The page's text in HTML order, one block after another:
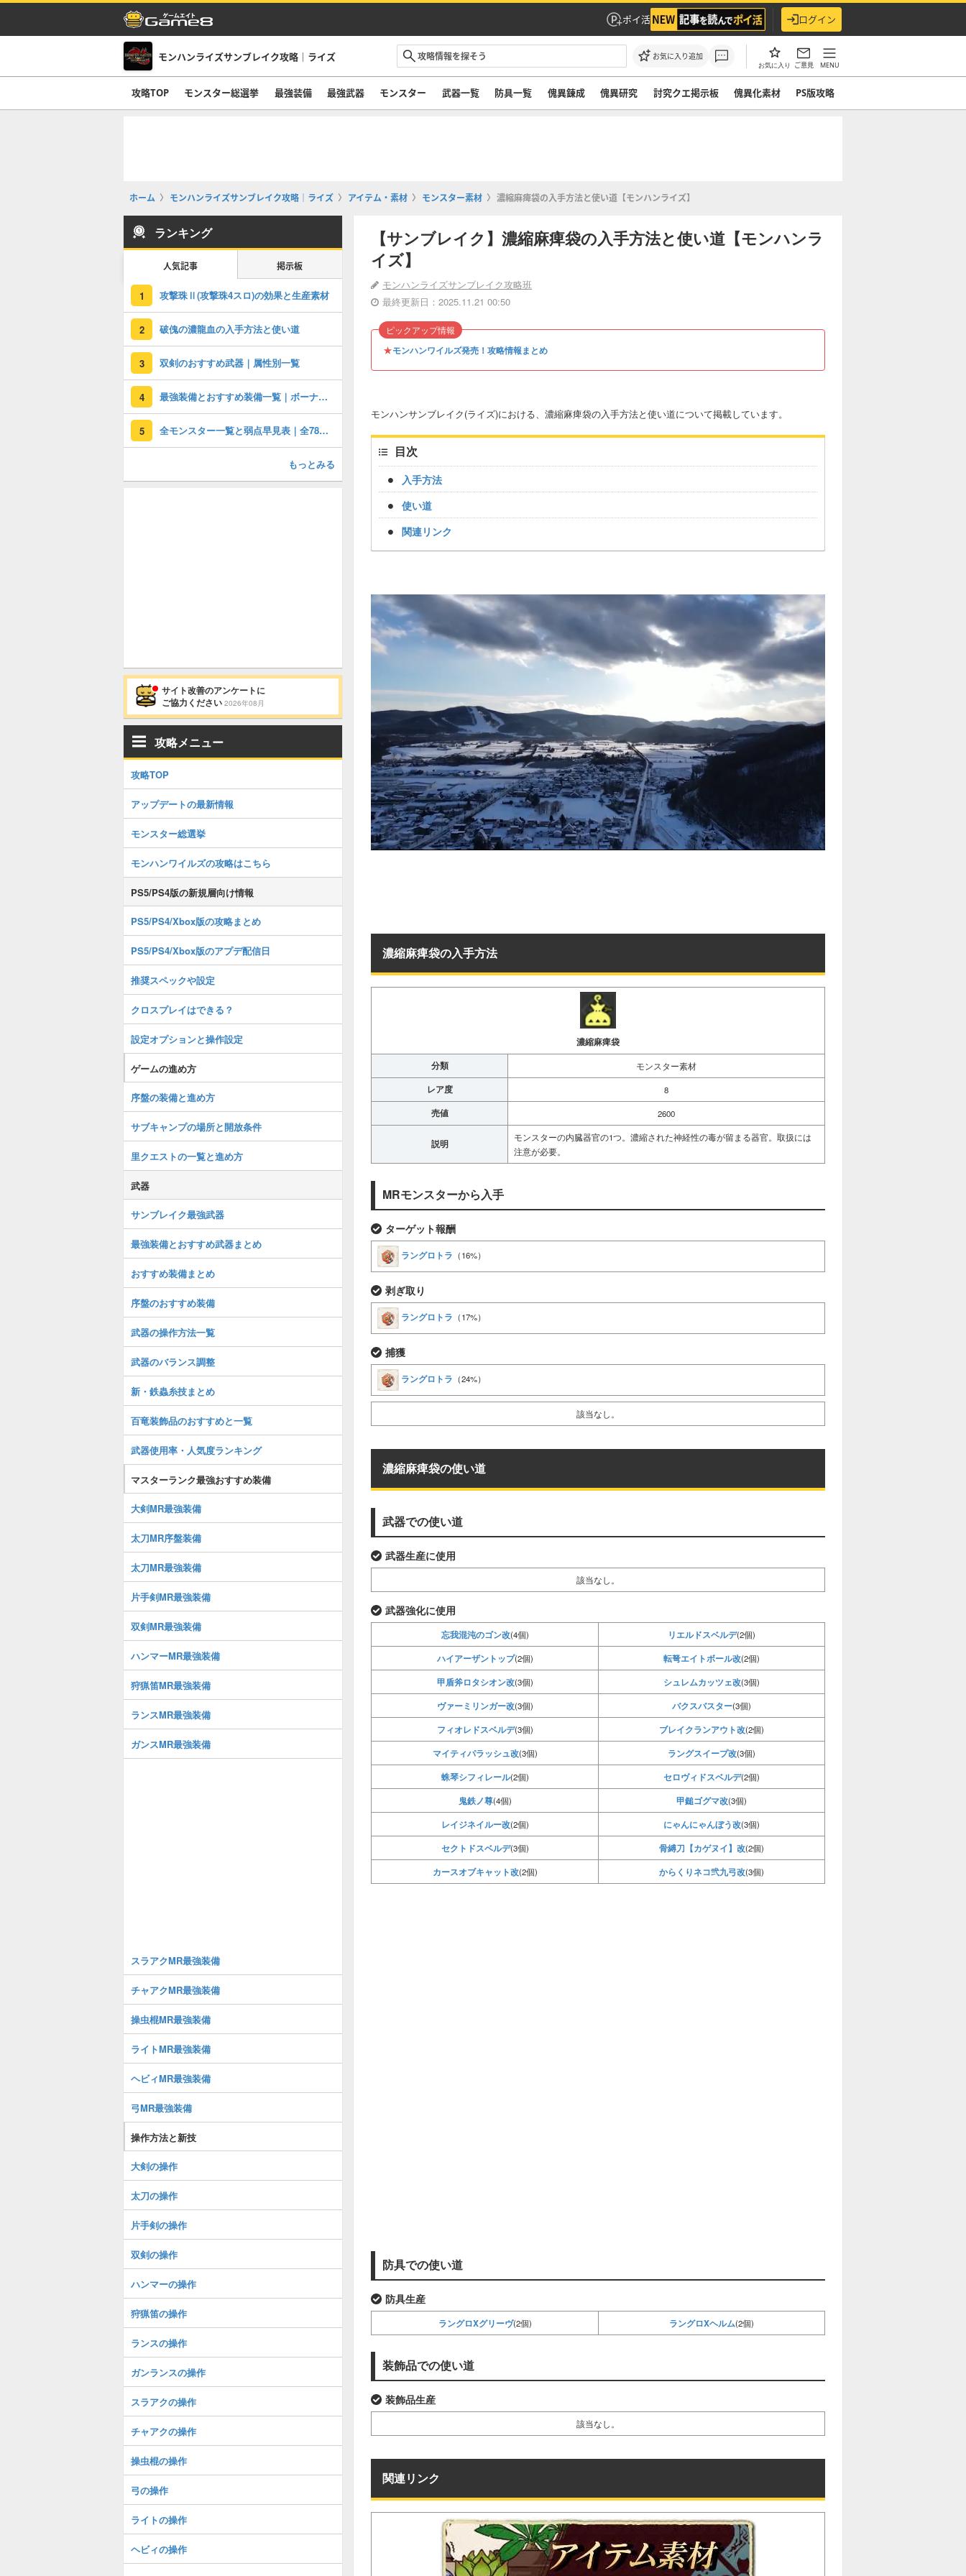
ポイ活 ログイン
モンハンライズサンブレイク攻略｜ライズ お気に入り追加
お気に入り ご意見 MENU
攻略TOP モンスター総選挙 最強装備 最強武器 モンスター 武器一覧 防具一覧 傀異錬成 傀異研究 討究クエ掲示板 傀異化素材 PS版攻略
ホーム モンハンライズサンブレイク攻略｜ライズ アイテム・素材 モンスター素材 濃縮麻痺袋の入手方法と使い道【モンハンライズ】
【サンブレイク】濃縮麻痺袋の入手方法と使い道【モンハンラ
イズ】
モンハンライズサンブレイク攻略班
最終更新日：2025.11.21 00:50
★モンハンワイルズ発売！攻略情報まとめ
ピックアップ情報
モンハンサンブレイク(ライズ)における、濃縮麻痺袋の入手方法と使い道について掲載しています。
目次
入手方法
使い道
関連リンク
濃縮麻痺袋の入手方法
濃縮麻痺袋
分類
モンスター素材
レア度 8
売値 2600
説明
モンスターの内臓器官の1つ。濃縮された神経性の毒が留まる器官。取扱には
注意が必要。
MRモンスターから入手
ターゲット報酬
ラングロトラ （16%）
剥ぎ取り
ラングロトラ （17%）
捕獲
ラングロトラ （24%）
該当なし。
濃縮麻痺袋の使い道
武器での使い道
武器生産に使用
該当なし。
武器強化に使用
忘我混沌のゴン改(4個) リエルドスベルデ(2個)
ハイアーザントップ(2個) 転弩エイトボール改(2個)
甲盾斧ロタシオン改(3個) シュレムカッツェ改(3個)
ヴァーミリンガー改(3個) バクスバスター(3個)
フィオレドスベルデ(3個) ブレイクランアウト改(2個)
マイティパラッシュ改(3個) ラングスイープ改(3個)
蛛琴シフィレール(2個) セロヴィドスベルデ(2個)
鬼鉄ノ尊(4個) 甲鎚ゴグマ改(3個)
レイジネイルー改(2個) にゃんにゃんぼう改(3個)
セクトドスベルデ(3個) 骨縛刀【カゲヌイ】改(2個)
カースオブキャット改(2個) からくりネコ弐九弓改(3個)
防具での使い道
防具生産
ラングロXグリーヴ(2個) ラングロXヘルム(2個)
装飾品での使い道
装飾品生産
該当なし。
関連リンク
ランキング
人気記事 掲示板
1 攻撃珠Ⅱ(攻撃珠4スロ)の効果と生産素材
2 破傀の濃龍血の入手方法と使い道
3 双剣のおすすめ武器｜属性別一覧
4 最強装備とおすすめ装備一覧｜ボーナスアプデ装備
5 全モンスター一覧と弱点早見表｜全78体掲載
もっとみる
サイト改善のアンケートに
ご協力ください 2026年08月
攻略メニュー
攻略TOP
アップデートの最新情報
モンスター総選挙
モンハンワイルズの攻略はこちら
PS5/PS4版の新規層向け情報
PS5/PS4/Xbox版の攻略まとめ
PS5/PS4/Xbox版のアプデ配信日
推奨スペックや設定
クロスプレイはできる？
設定オプションと操作設定
ゲームの進め方
序盤の装備と進め方
サブキャンプの場所と開放条件
里クエストの一覧と進め方
武器
サンブレイク最強武器
最強装備とおすすめ武器まとめ
おすすめ装備まとめ
序盤のおすすめ装備
武器の操作方法一覧
武器のバランス調整
新・鉄蟲糸技まとめ
百竜装飾品のおすすめと一覧
武器使用率・人気度ランキング
マスターランク最強おすすめ装備
大剣MR最強装備
太刀MR序盤装備
太刀MR最強装備
片手剣MR最強装備
双剣MR最強装備
ハンマーMR最強装備
狩猟笛MR最強装備
ランスMR最強装備
ガンスMR最強装備
スラアクMR最強装備
チャアクMR最強装備
操虫棍MR最強装備
ライトMR最強装備
ヘビィMR最強装備
弓MR最強装備
操作方法と新技
大剣の操作
太刀の操作
片手剣の操作
双剣の操作
ハンマーの操作
狩猟笛の操作
ランスの操作
ガンランスの操作
スラアクの操作
チャアクの操作
操虫棍の操作
弓の操作
ライトの操作
ヘビィの操作